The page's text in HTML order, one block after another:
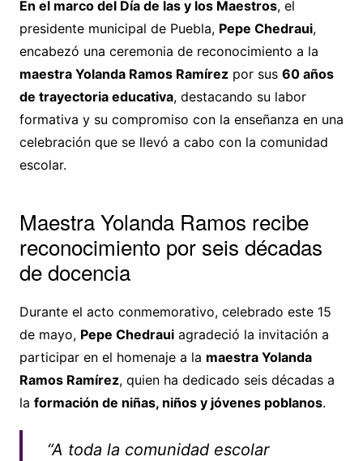
En el marco del Día de las y los Maestros, el
presidente municipal de Puebla, Pepe Chedraui,
encabezó una ceremonia de reconocimiento a la
maestra Yolanda Ramos Ramírezpor sus 60 años
de trayectoria educativa, destacando su labor
formativa y su compromiso con la enseñanza en una
celebración que se llevó a cabo con la comunidad
escolar.
Maestra Yolanda Ramos recibe
reconocimiento por seis décadas
de docencia
Durante el acto conmemorativo, celebrado este 15
de mayo, Pepe Chedrauiagradeció la invitación a
participar en el homenaje a la maestra Yolanda
Ramos Ramírez, quien ha dedicado seis décadas a
la formación de niñas, niños y jóvenes poblanos.
“A toda la comunidad escolar